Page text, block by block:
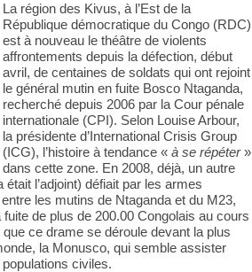
La région des Kivus, à l’Est de la
République démocratique du Congo (RDC)
est à nouveau le théâtre de violents
affrontements depuis la défection, début
avril, de centaines de soldats qui ont rejoint
le général mutin en fuite Bosco Ntaganda,
recherché depuis 2006 par la Cour pénale
internationale (CPI). Selon Louise Arbour,
la présidente d’International Crisis Group
(ICG), l’histoire à tendance « à se répéter»
dans cette zone. En 2008, déjà, un autre
l’adjoint) défiait par les armes
les mutins de Ntaganda et du M23,
de plus de 200.00 Congolais au cours
ce drame se déroule devant la plus
la Monusco, qui semble assister
civiles.